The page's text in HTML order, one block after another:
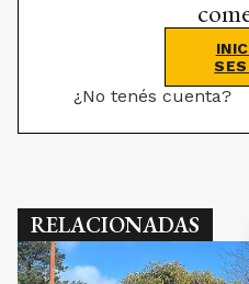
¿No tenés cuenta?
RELACIONADAS